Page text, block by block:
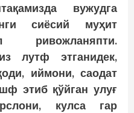
вужудга
сиёсий муҳит
ривожланяпти.
лутф этганидек,
иймони, саодат
этиб қўйган улуғ
кулса гар